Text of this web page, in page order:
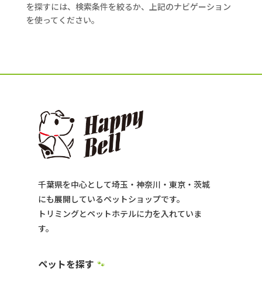
を探すには、検索条件を絞るか、上記のナビゲーション
を使ってください。
千葉県を中心として埼玉・神奈川・東京・茨城
にも展開しているペットショップです。
トリミングとペットホテルに力を入れていま
す。
ペットを探す 🐾